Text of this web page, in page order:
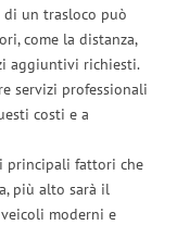
un trasloco può
come la distanza,
aggiuntivi richiesti.
servizi professionali
costi e a
principali fattori che
più alto sarà il
moderni e